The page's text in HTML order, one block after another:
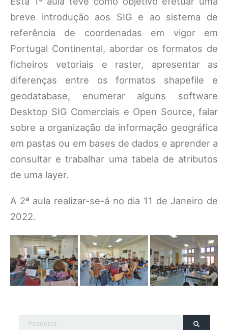
breve introdução aos SIG e ao sistema de
referência de coordenadas em vigor em
Portugal Continental, abordar os formatos de
ficheiros vetoriais e raster, apresentar as
diferenças entre os formatos shapefile e
geodatabase, enumerar alguns software
Desktop SIG Comerciais e Open Source, falar
sobre a organização da informação geográfica
em pastas ou em bases de dados e aprender a
consultar e trabalhar uma tabela de atributos
de uma layer.
A 2ª aula realizar-se-á no dia 11 de Janeiro de
2022.